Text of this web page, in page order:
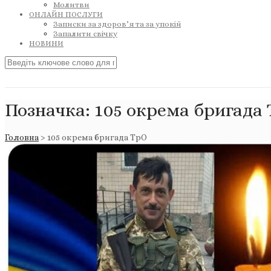
Молитви
ОНЛАЙН ПОСЛУГИ
Записки за здоров’я та за упокій
Запалити свічку
НОВИНИ
Позначка: 105 окрема бригада
Головна > 105 окрема бригада ТрО